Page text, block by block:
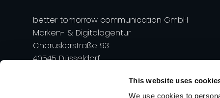
This website uses
We use cookies to
better tomorrow communication GmbH
Marken- & Digitalagentur
Cheruskerstraße 93
40545 Düsseldorf